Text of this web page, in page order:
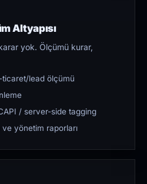
Altyapısı
yok. Ölçümü kurar,
lead ölçümü
/ server-side tagging
ve yönetim raporları